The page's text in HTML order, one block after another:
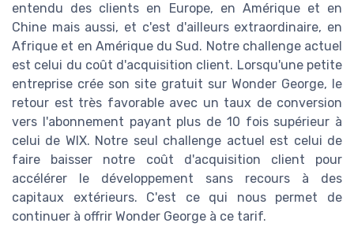
entendu des clients en Europe, en Amérique et en
Chine mais aussi, et c'est d'ailleurs extraordinaire, en
Afrique et en Amérique du Sud. Notre challenge actuel
est celui du coût d'acquisition client. Lorsqu'une petite
entreprise crée son site gratuit sur Wonder George, le
retour est très favorable avec un taux de conversion
vers l'abonnement payant plus de 10 fois supérieur à
celui de WIX. Notre seul challenge actuel est celui de
faire baisser notre coût d'acquisition client pour
accélérer le développement sans recours à des
capitaux extérieurs. C'est ce qui nous permet de
continuer à offrir Wonder George à ce tarif.